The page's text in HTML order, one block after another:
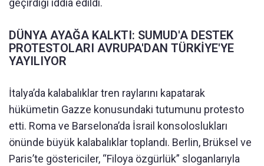
geçirdiği iddia edildi.
DÜNYA AYAĞA KALKTI: SUMUD'A DESTEK
PROTESTOLARI AVRUPA'DAN TÜRKİYE'YE
YAYILIYOR
İtalya’da kalabalıklar tren raylarını kapatarak
hükümetin Gazze konusundaki tutumunu protesto
etti. Roma ve Barselona’da İsrail konsoloslukları
önünde büyük kalabalıklar toplandı. Berlin, Brüksel ve
Paris’te göstericiler, “Filoya özgürlük” sloganlarıyla